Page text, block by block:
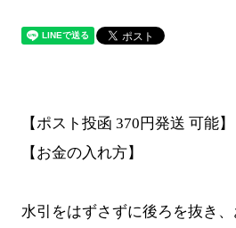
【ポスト投函 370円発送 可能】
【お金の入れ方】
水引をはずさずに後ろを抜き